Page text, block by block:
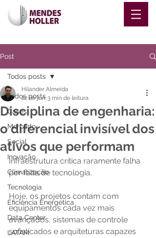
Post
Todos posts
Cases
Mercado
Social
Inovação
Climatização
Tecnologia
Eficiência Energética
Data Center
LATAM
Todos posts
Disciplina de engenharia:
o diferencial invisível dos
ativos que performam
Hilander Almeida
22 de jun.3 min de leitura
Infraestrutura crítica raramente falha
por falta de tecnologia.
Hoje, os projetos contam com
equipamentos cada vez mais
avançados, sistemas de controle
sofisticados e arquiteturas capazes